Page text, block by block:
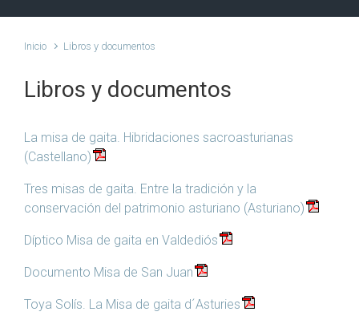
Inicio Libros y documentos
Libros y documentos
La misa de gaita. Hibridaciones sacroasturianas
(Castellano)
Tres misas de gaita. Entre la tradición y la
conservación del patrimonio asturiano (Asturiano)
Díptico Misa de gaita en Valdediós
Documento Misa de San Juan
Toya Solís. La Misa de gaita d´Asturies